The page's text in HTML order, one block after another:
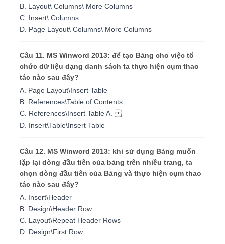
B. Layout\ Columns\ More Columns
C. Insert\ Columns
D. Page Layout\ Columns\ More Columns
Câu 11. MS Winword 2013: để tạo Bảng cho việc tổ
chức dữ liệu dạng danh sách ta thực hiện cụm thao
tác nào sau đây?
A. Page Layout\Insert Table
B. References\Table of Contents
C. References\Insert Table A.
D. Insert\Table\Insert Table
Câu 12. MS Winword 2013: khi sử dụng Bảng muốn
lặp lại dòng đầu tiên của bảng trên nhiều trang, ta
chọn dòng đầu tiên của Bảng và thực hiện cụm thao
tác nào sau đây?
A. Insert\Header
B. Design\Header Row
C. Layout\Repeat Header Rows
D. Design\First Row